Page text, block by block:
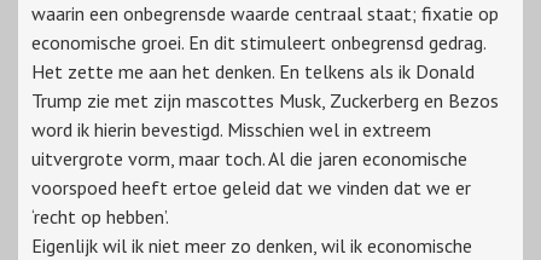
waarin een onbegrensde waarde centraal staat; fixatie op
economische groei. En dit stimuleert onbegrensd gedrag.
Het zette me aan het denken. En telkens als ik Donald
Trump zie met zijn mascottes Musk, Zuckerberg en Bezos
word ik hierin bevestigd. Misschien wel in extreem
uitvergrote vorm, maar toch. Al die jaren economische
voorspoed heeft ertoe geleid dat we vinden dat we er
‘recht op hebben’.
Eigenlijk wil ik niet meer zo denken, wil ik economische